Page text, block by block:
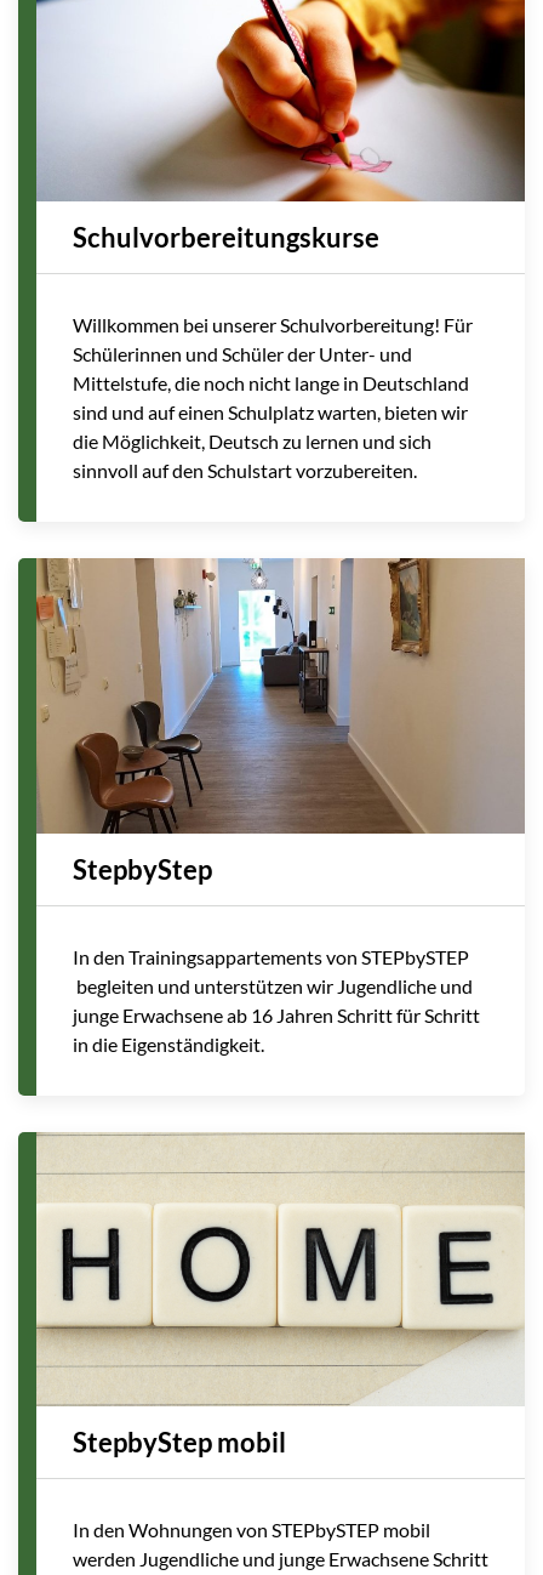
Schulvorbereitungskurse
Willkommen bei unserer Schulvorbereitung! Für
Schülerinnen und Schüler der Unter- und
Mittelstufe, die noch nicht lange in Deutschland
sind und auf einen Schulplatz warten, bieten wir
die Möglichkeit, Deutsch zu lernen und sich
sinnvoll auf den Schulstart vorzubereiten.
StepbyStep
In den Trainingsappartements von STEPbySTEP
begleiten und unterstützen wir Jugendliche und
junge Erwachsene ab 16 Jahren Schritt für Schritt
in die Eigenständigkeit.
StepbyStep mobil
In den Wohnungen von STEPbySTEP mobil
werden Jugendliche und junge Erwachsene Schritt